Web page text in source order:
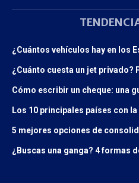
¿Cuántos vehículos hay en los
¿Cuánto cuesta un jet privado?
Cómo escribir un cheque: una
Los 10 principales países con
5 mejores opciones de
¿Buscas una ganga? 4 formas